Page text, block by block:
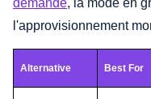
demande, la mode en
l'approvisionnement
Alternative Best For